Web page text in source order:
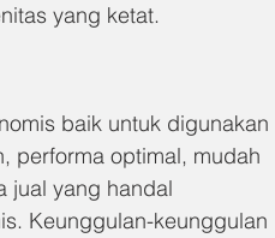
yang ketat.
baik untuk digunakan
performa optimal, mudah
jual yang handal
Keunggulan-keunggulan